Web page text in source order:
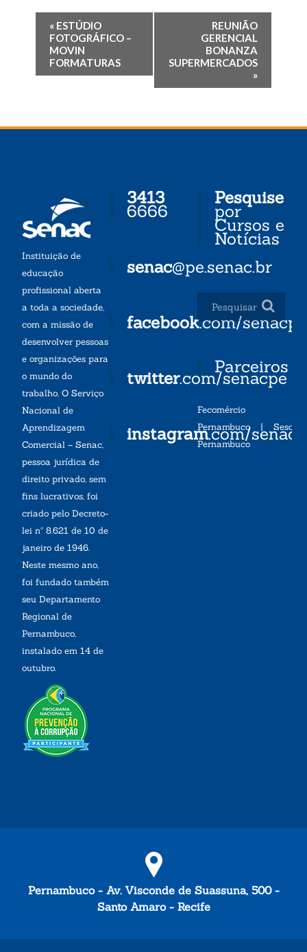
« ESTÚDIO
FOTOGRÁFICO –
MOVIN
FORMATURAS
REUNIÃO
GERENCIAL
BONANZA
SUPERMERCADOS
»
Instituição de
educação
profissional aberta
a toda a sociedade,
com a missão de
desenvolver pessoas
e organizações para
o mundo do
trabalho. O Serviço
Nacional de
Aprendizagem
Comercial – Senac,
pessoa jurídica de
direito privado, sem
fins lucrativos, foi
criado pelo Decreto-
lei nº 8.621 de 10 de
janeiro de 1946.
Neste mesmo ano,
foi fundado também
seu Departamento
Regional de
Pernambuco,
instalado em 14 de
outubro.
3413
6666
senac@pe.senac.br
facebook.com/senacpe
twitter.com/senacpe
instagram.com/
Pesquise
por
Cursos e
Notícias
Parceiros
Fecomércio
Pernambuco| Sesc
Pernambuco
Pernambuco - Av. Visconde de Suassuna, 500 -
Santo Amaro - Recife